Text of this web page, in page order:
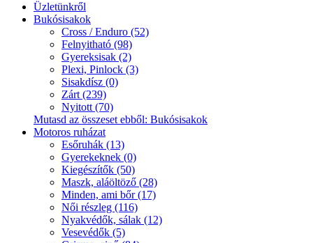
Üzletünkről
Bukósisakok
Cross / Enduro (52)
Felnyitható (98)
Gyereksisak (2)
Plexi, Pinlock (3)
Sisakdísz (0)
Zárt (239)
Nyitott (70)
Mutasd az összeset ebből: Bukósisakok
Motoros ruházat
Esőruhák (13)
Gyerekeknek (0)
Kiegészítők (50)
Maszk, aláöltöző (28)
Minden, ami bőr (17)
Női részleg (116)
Nyakvédők, sálak (12)
Vesevédők (5)